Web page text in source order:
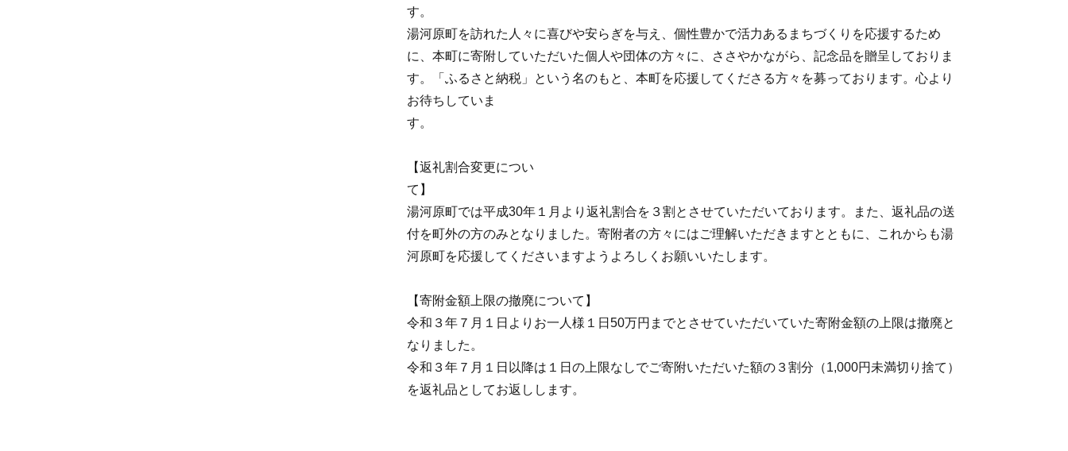
す。
湯河原町を訪れた人々に喜びや安らぎを与え、個性豊かで活力あるまちづくりを応援するため
に、本町に寄附していただいた個人や団体の方々に、ささやかながら、記念品を贈呈しておりま
す。「ふるさと納税」という名のもと、本町を応援してくださる方々を募っております。心より
お待ちしていま
す
【返礼割合変更につい
て
湯河原町では平成30年１月より返礼割合を３割とさせていただいております。また、返礼品の送
付を町外の方のみとなりました。寄附者の方々にはご理解いただきますとともに、これからも湯
河原町を応援してくださいますようよろしくお願いいたします。
【寄附金額上限の撤廃について】
令和３年７月１日よりお一人様１日50万円までとさせていただいていた寄附金額の上限は撤廃と
なりました。
令和３年７月１日以降は１日の上限なしでご寄附いただいた額の３割分（1,000円未満切り捨て）
を返礼品としてお返しします。